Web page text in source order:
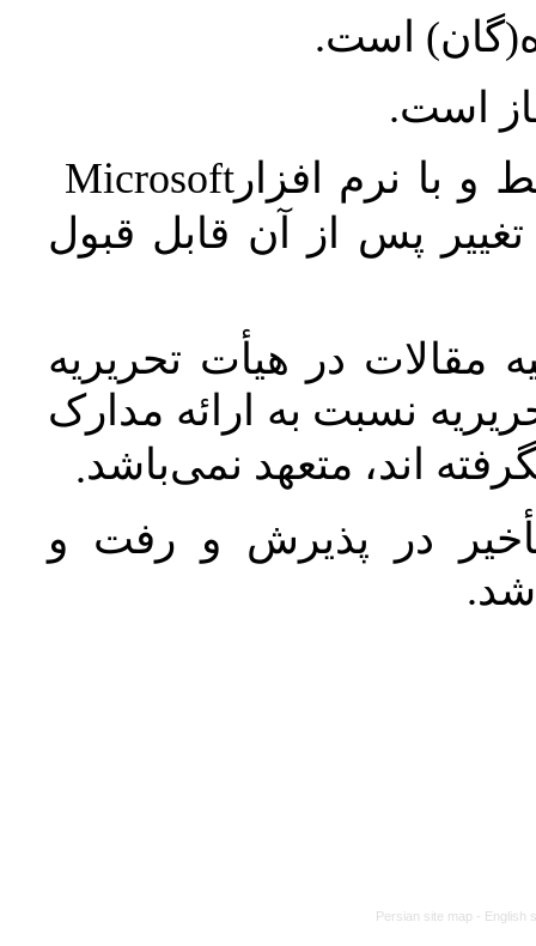
است.
است.
و با نرم افزارMicrosoft
پس از آن قابل قبول
مقالات در هیأت تحریریه
نسبت به ارائه مدارک
اند، متعهد نمی‌باشد.
در پذیرش و رفت و
شد.
Persian site map - English